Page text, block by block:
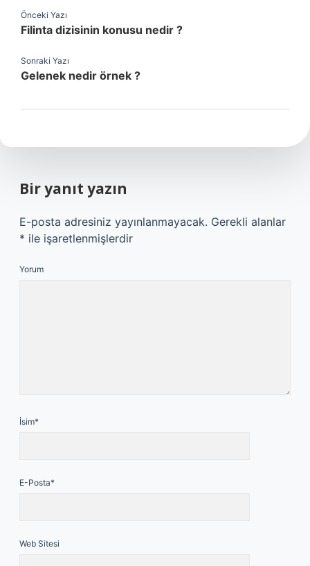
Önceki Yazı
Filinta dizisinin konusu nedir ?
Sonraki Yazı
Gelenek nedir örnek ?
Bir yanıt yazın
E-posta adresiniz yayınlanmayacak. Gerekli alanlar
* ile işaretlenmişlerdir
Yorum
İsim*
E-Posta*
Web Sitesi